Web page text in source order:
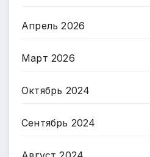
Апрель 2026
Март 2026
Октябрь 2024
Сентябрь 2024